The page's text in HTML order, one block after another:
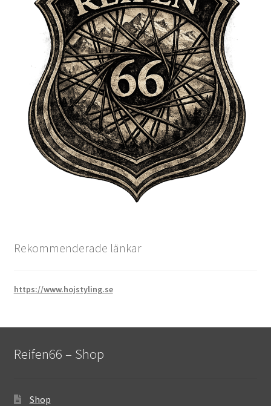
Rekommenderade länkar
https://www.hojstyling.se
Reifen66 – Shop
Shop